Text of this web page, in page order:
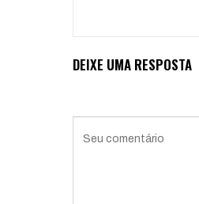
DEIXE UMA RESPOSTA